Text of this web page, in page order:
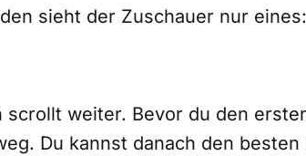
sieht der Zuschauer nur
weiter. Bevor du den
Du kannst danach den besten